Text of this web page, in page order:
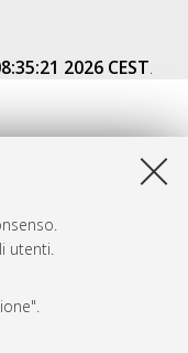
utenti.
2026 CEST.